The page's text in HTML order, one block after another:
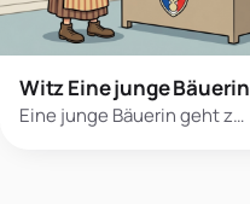
Witz Eine junge Bäuerin
Eine junge Bäuerin geht z…